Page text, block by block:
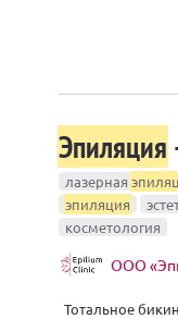
Эпиляция
лазерная
эпиляция
косметология
ООО
Тотальное